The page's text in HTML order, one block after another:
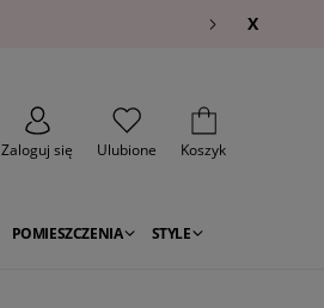
X
Zaloguj się
Ulubione Koszyk
POMIESZCZENIA STYLE